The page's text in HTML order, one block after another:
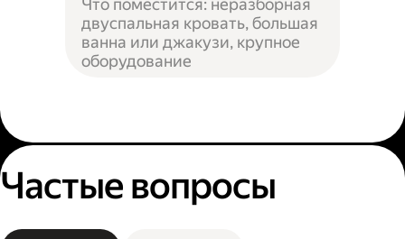
Что поместится: неразборная
двуспальная кровать, большая
ванна или джакузи, крупное
оборудование
Частые вопросы